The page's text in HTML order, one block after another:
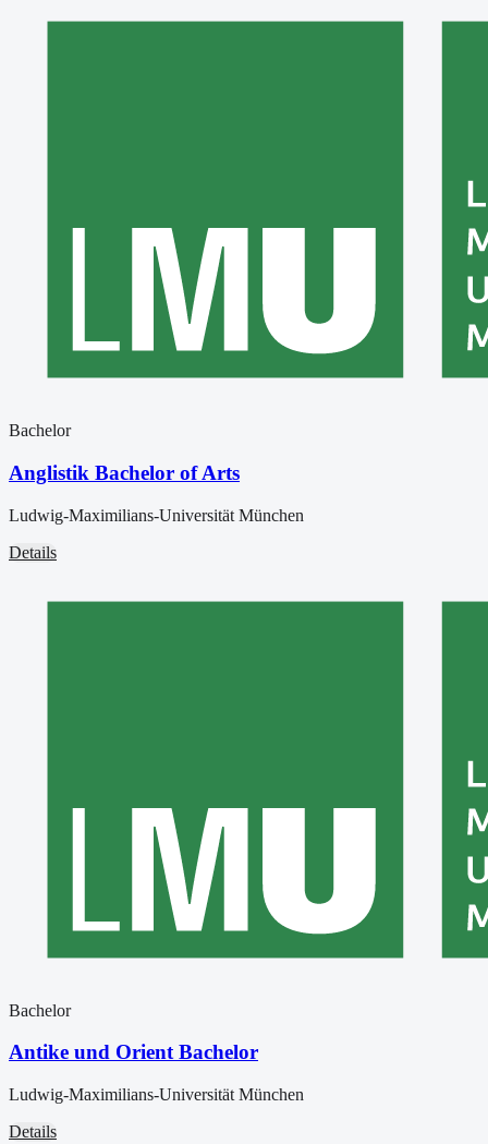
Bachelor
Anglistik Bachelor of Arts
Ludwig-Maximilians-Universität München
Details
Bachelor
Antike und Orient Bachelor
Ludwig-Maximilians-Universität München
Details